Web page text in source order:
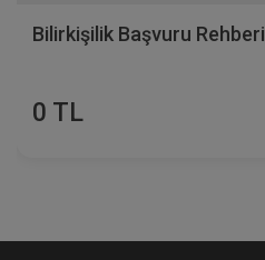
Bilirkişilik Başvuru Rehberi
0 TL